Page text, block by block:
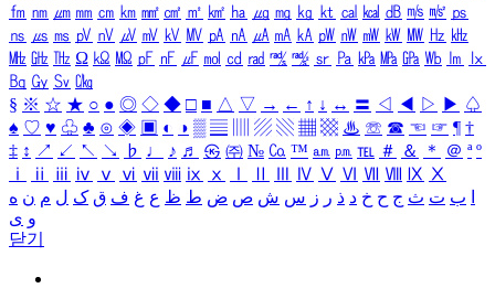
㎙ ㎚ ㎛ ㎜ ㎝ ㎞ ㎟ ㎠ ㎡ ㎢ ㏊ ㎍ ㎎ ㎏ ㏏ ㎈ ㎉ ㏈ ㎧ ㎨ ㎰
㎱ ㎲ ㎳ ㎴ ㎵ ㎶ ㎷ ㎸ ㎹ ㎀ ㎁ ㎂ ㎃ ㎄ ㎺ ㎻ ㎽ ㎾ ㎿ ㎐ ㎑
㎒ ㎓ ㎔ Ω ㏀ ㏁ ㎊ ㎋ ㎌ ㏖ ㏅ ㎭ ㎮ ㎯ ㏛ ㎩ ㎪ ㎫ ㎬ ㏝ ㏐
㏓
㏃ ㏉ ㏜ ㏆
§ ※ ☆ ★ ○ ● ◎ ◇ ◆ □ ■ △ ▽ → ← ↑ ↓ ↔ 〓 ◁ ◀ ▷ ▶ ♤
♠ ♡ ♥ ♧ ♣ ⊙ ◈ ▣ ◐ ◑ ▒ ▤ ▨ ▧ ▦ ▩ ♨ ☏ ☎ ☜ ☞ ¶ †
‡ ↕ ↗ ↙ ↖ ↘ ♭ ♩ ♪ ♬ ㉿ ㈜ № ㏇ ™ ㏂ ㏘ ℡ ＃ ＆ ＊ ＠ ª º
ⅰ
ⅱ ⅲ ⅳ ⅴ ⅵ ⅶ ⅷ ⅸ ⅹ Ⅳ Ⅴ Ⅵ Ⅶ Ⅷ Ⅸ Ⅹ
ب ت ث ج ح خ د ذ ر ز س ش ص ض ط ظ ع غ ف ق ک ل م ن ه
و ی
닫기